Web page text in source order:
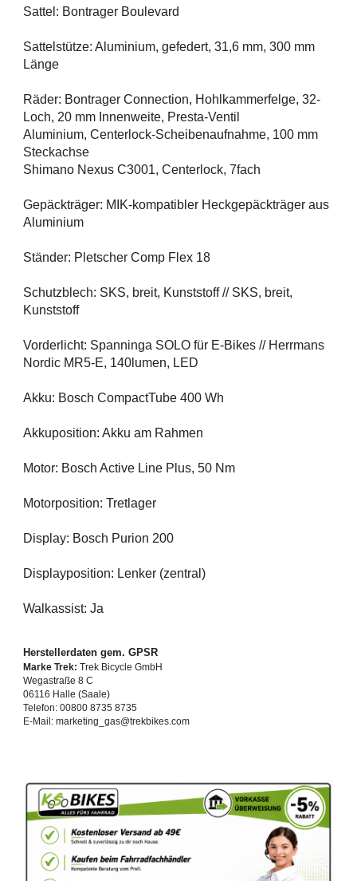
Sattel: Bontrager Boulevard
Sattelstütze: Aluminium, gefedert, 31,6 mm, 300 mm
Länge
Räder: Bontrager Connection, Hohlkammerfelge, 32-
Loch, 20 mm Innenweite, Presta-Ventil
Aluminium, Centerlock-Scheibenaufnahme, 100 mm
Steckachse
Shimano Nexus C3001, Centerlock, 7fach
Gepäckträger: MIK-kompatibler Heckgepäckträger aus
Aluminium
Ständer: Pletscher Comp Flex 18
Schutzblech: SKS, breit, Kunststoff // SKS, breit,
Kunststoff
Vorderlicht: Spanninga SOLO für E-Bikes // Herrmans
Nordic MR5-E, 140lumen, LED
Akku: Bosch CompactTube 400 Wh
Akkuposition: Akku am Rahmen
Motor: Bosch Active Line Plus, 50 Nm
Motorposition: Tretlager
Display: Bosch Purion 200
Displayposition: Lenker (zentral)
Walkassist: Ja
Herstellerdaten gem. GPSR
Marke Trek: Trek Bicycle GmbH
Wegastraße 8 C
06116 Halle (Saale)
Telefon: 00800 8735 8735
E-Mail: marketing_gas@trekbikes.com